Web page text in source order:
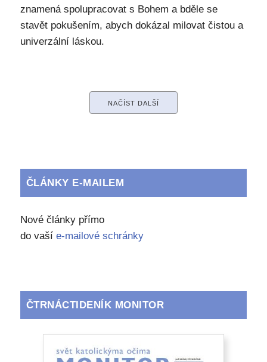
znamená spolupracovat s Bohem a bděle se
stavět pokušením, abych dokázal milovat čistou a
univerzální láskou.
NAČÍST DALŠÍ
ČLÁNKY E-MAILEM
Nové články přímo
do vaší e-mailové schránky
ČTRNÁCTIDENÍK MONITOR